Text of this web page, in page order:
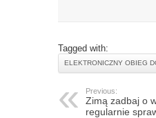
Tagged with:
ELEKTRONICZNY OBIEG
Previous:
Zimą zadbaj o
regularnie